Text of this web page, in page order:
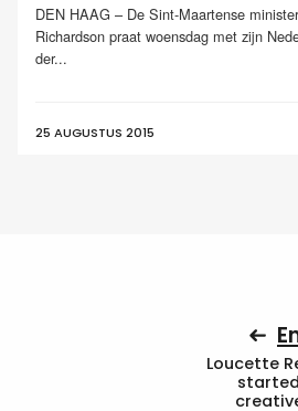
DEN HAAG – De Sint-Maartense
Richardson praat woensdag met zijn
der...
25 AUGUSTUS 2015
Loucette